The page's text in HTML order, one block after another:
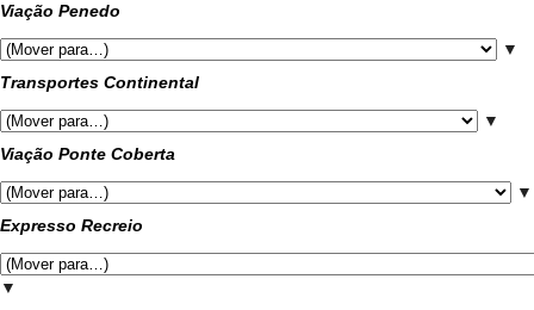
Viação Penedo
▼
Transportes Continental
▼
Viação Ponte Coberta
▼
Expresso Recreio
▼